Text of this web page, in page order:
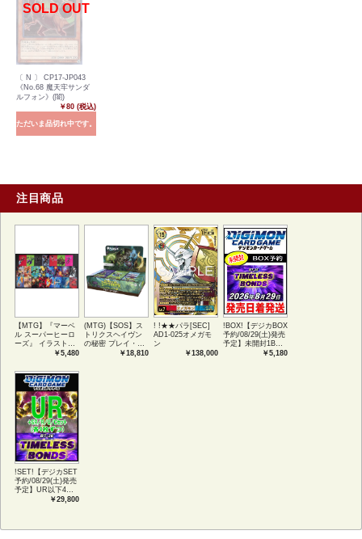
〔 N 〕 CP17-JP043
《No.68 魔天牢サンダ
ルフォン》(闇)
￥80 (税込)
ただいま品切れ中です。
注目商品
【MTG】『マーベ
ル スーパーヒーロ
ーズ』 イラストコ
レクション 54種コ
アートカード(JPN)
￥5,480
(MTG)【SOS】ス
トリクスヘイヴン
の秘密 プレイ・ブ
ースター1BOX日本
￥18,810
! !★★パラ[SEC]
AD1-025オメガモ
ン
￥138,000
!BOX!【デジカBOX
予約/08/29(土)発売
予定】未開封1BOX
￥5,180
!SET!【デジカSET
予約/08/29(土)発売
予定】UR以下4コ
ンセット 【BT-￥29,800